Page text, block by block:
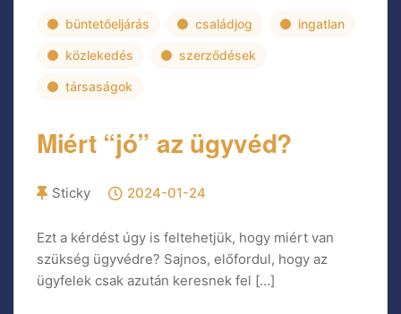
büntetőeljárás családjog ingatlan
közlekedés szerződések
társaságok
Miért “jó” az ügyvéd?
Sticky 2024-01-24
Ezt a kérdést úgy is feltehetjük, hogy miért van
szükség ügyvédre? Sajnos, előfordul, hogy az
ügyfelek csak azután keresnek fel […]